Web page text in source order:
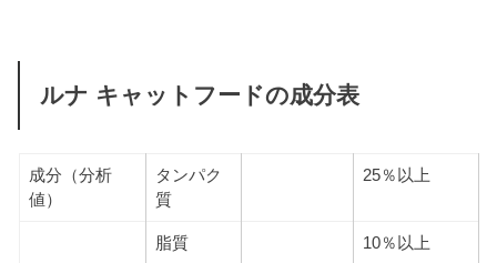
ルナ キャットフードの成分表
成分（分析
値）
タンパク
質
25％以上
脂質 10％以上